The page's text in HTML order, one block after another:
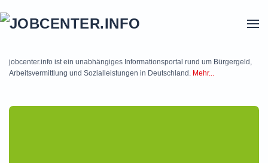
jobcenter.info ist ein unabhängiges Informationsportal rund um Bürgergeld,
Arbeitsvermittlung und Sozialleistungen in Deutschland. Mehr...